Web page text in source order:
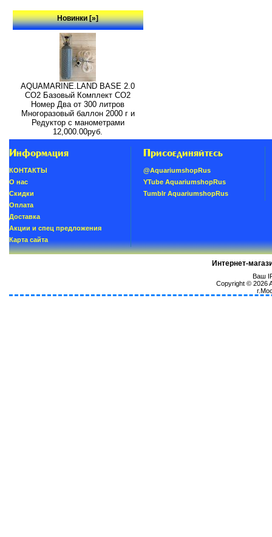
Новинки [»]
AQUAMARINE.LAND BASE 2.0
СО2 Базовый Комплект СО2
Номер Два от 300 литров
Многоразовый баллон 2000 г и
Редуктор с манометрами
12,000.00руб.
Информация
КОНТАКТЫ
О нас
Скидки
Oплатa
Доставка
Акции и спец предложения
Карта сайта
Присоединяйтесь
@AquariumshopRus
YTube AquariumshopRus
Tumblr AquariumshopRus
Интернет-
Ваш
Copyright © 2026